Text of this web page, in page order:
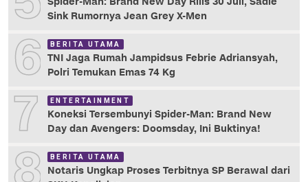
Sink Rumornya Jean Grey X-Men
6 BERITA UTAMA
TNI Jaga Rumah Jampidsus Febrie Adriansyah,
Polri Temukan Emas 74 Kg
7 ENTERTAINMENT
Koneksi Tersembunyi Spider-Man: Brand New
Day dan Avengers: Doomsday, Ini Buktinya!
BERITA UTAMA
Notaris Ungkap Proses Terbitnya SP Berawal dari